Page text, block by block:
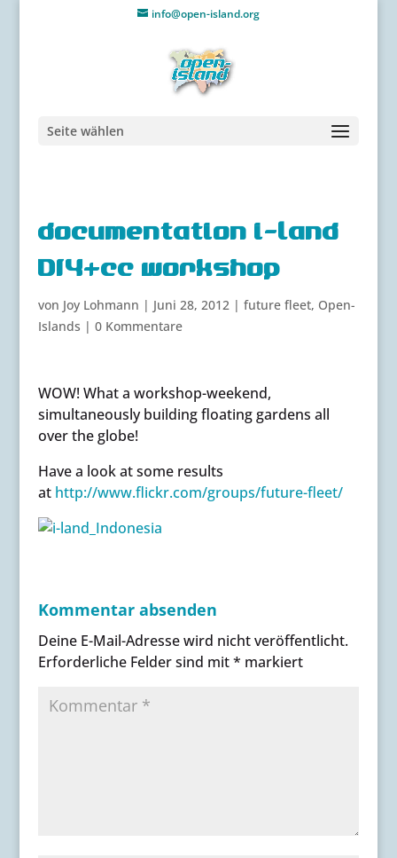
info@open-island.org
Seite wählen
documentation i-land
DIY+cc workshop
von Joy Lohmann | Juni 28, 2012| future fleet, Open-
Islands | 0 Kommentare
WOW! What a workshop-weekend,
simultaneously building floating gardens all
over the globe!
Have a look at some results
at http://www.flickr.com/groups/future-fleet/
Kommentar absenden
Deine E-Mail-Adresse wird nicht veröffentlicht.
Erforderliche Felder sind mit* markiert